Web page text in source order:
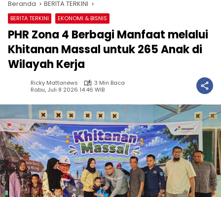
Beranda BERITA TERKINI
BERITA TERKINI EKONOMI & BISNIS
PHR Zona 4 Berbagi Manfaat melalui
Khitanan Massal untuk 265 Anak di
Wilayah Kerja
Ricky Mattanews
3 Min Baca
Rabu, Juli 8 2026 14:46 WIB